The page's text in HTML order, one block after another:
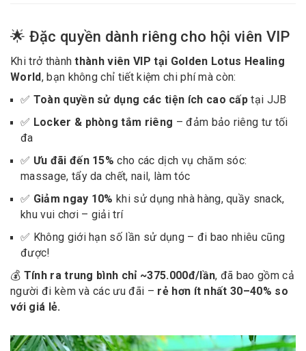
🌟 Đặc quyền dành riêng cho hội viên VIP
Khi trở thànhthành viên VIP tại Golden Lotus Healing
World, bạn không chỉ tiết kiệm chi phí mà còn:
✅ Toàn quyền sử dụng các tiện ích cao cấp tại JJB
✅ Locker & phòng tắm riêng – đảm bảo riêng tư tối
đa
✅ Ưu đãi đến 15% cho các dịch vụ chăm sóc:
massage, tẩy da chết, nail, làm tóc
✅ Giảm ngay 10% khi sử dụng nhà hàng, quầy snack,
khu vui chơi – giải trí
✅ Không giới hạn số lần sử dụng – đi bao nhiêu cũng
được!
💰 Tính ra trung bình chỉ ~375.000đ/lần, đã bao gồm cả
người đi kèm và các ưu đãi – rẻ hơn ít nhất 30–40% so
với giá lẻ.